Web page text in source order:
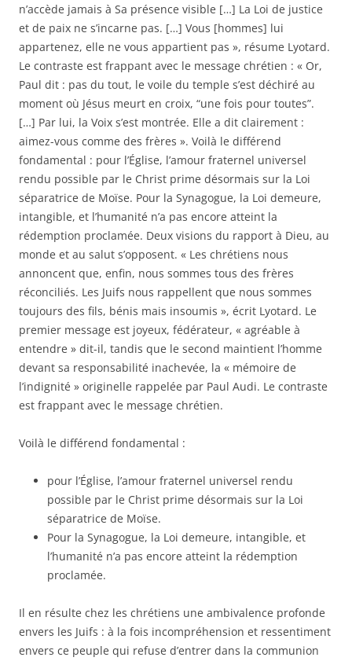
n’accède jamais à Sa présence visible […] La Loi de justice
et de paix ne s’incarne pas. […] Vous [hommes] lui
appartenez, elle ne vous appartient pas », résume Lyotard.
Le contraste est frappant avec le message chrétien : « Or,
Paul dit : pas du tout, le voile du temple s’est déchiré au
moment où Jésus meurt en croix, “une fois pour toutes”.
[…] Par lui, la Voix s’est montrée. Elle a dit clairement :
aimez-vous comme des frères ». Voilà le différend
fondamental : pour l’Église, l’amour fraternel universel
rendu possible par le Christ prime désormais sur la Loi
séparatrice de Moïse. Pour la Synagogue, la Loi demeure,
intangible, et l’humanité n’a pas encore atteint la
rédemption proclamée. Deux visions du rapport à Dieu, au
monde et au salut s’opposent. « Les chrétiens nous
annoncent que, enfin, nous sommes tous des frères
réconciliés. Les Juifs nous rappellent que nous sommes
toujours des fils, bénis mais insoumis », écrit Lyotard. Le
premier message est joyeux, fédérateur, « agréable à
entendre » dit-il, tandis que le second maintient l’homme
devant sa responsabilité inachevée, la « mémoire de
l’indignité » originelle rappelée par Paul Audi. Le contraste
est frappant avec le message chrétien.
Voilà le différend fondamental :
pour l’Église, l’amour fraternel universel rendu
possible par le Christ prime désormais sur la Loi
séparatrice de Moïse.
Pour la Synagogue, la Loi demeure, intangible, et
l’humanité n’a pas encore atteint la rédemption
proclamée.
Il en résulte chez les chrétiens une ambivalence profonde
envers les Juifs : à la fois incompréhension et ressentiment
envers ce peuple qui refuse d’entrer dans la communion